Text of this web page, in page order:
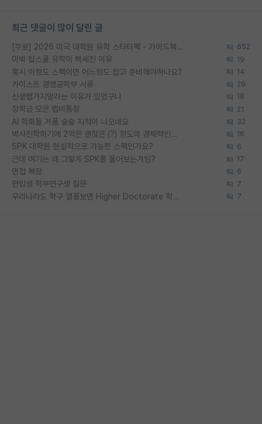
최근 댓글이 많이 달린 글
[무료] 2026 미국 대학원 유학 스타터팩 - 가이드북 & 합격자 컨택메일 템플릿 652
미박 탑스쿨 유학이 빡세진 이유 19
혹시 이정도 스펙이면 어느정도 잡고 준비해야하나요? 14
카이스트 경영공학부 서류 29
신생랩가지말라는 이유가 있었구나 18
장학금 모은 랩비통장 21
AI 학회들 거품 슬슬 지적이 나오네요 32
박사진학하기에 2억은 괜찮은 (?) 정도의 경제력인가요 16
SPK 대학원 현실적으로 가능한 스펙인가요? 6
근데 여기는 왜 그렇게 SPK를 물어보는거임? 17
면접 복장 6
편입생 학부연구생 질문 7
우리나라도 학구 열풍보면 Higher Doctorate 학위가 필요하다고 봅니다. 7